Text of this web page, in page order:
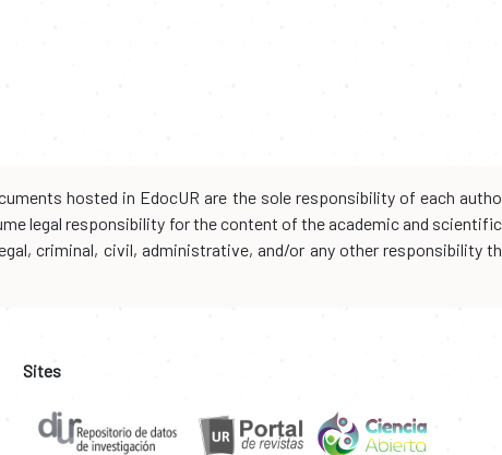
hosted in EdocUR are the sole responsibility of each
legal responsibility for the content of the academic and
criminal, civil, administrative, and/or any other responsibility
Sites